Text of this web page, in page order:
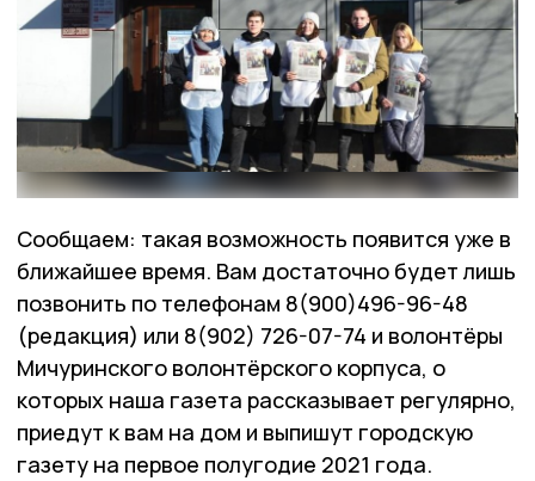
Сообщаем: такая возможность появится уже в
ближайшее время. Вам достаточно будет лишь
позвонить по телефонам 8(900)496-96-48
(редакция) или 8(902) 726-07-74 и волонтёры
Мичуринского волонтёрского корпуса, о
которых наша газета рассказывает регулярно,
приедут к вам на дом и выпишут городскую
газету на первое полугодие 2021 года.